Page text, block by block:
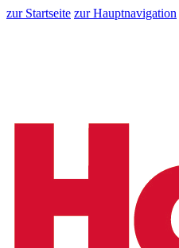
zur Startseite zur Hauptnavigation